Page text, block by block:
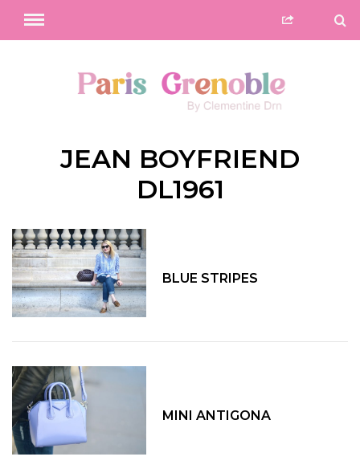
JEAN BOYFRIEND
DL1961
BLUE STRIPES
MINI ANTIGONA